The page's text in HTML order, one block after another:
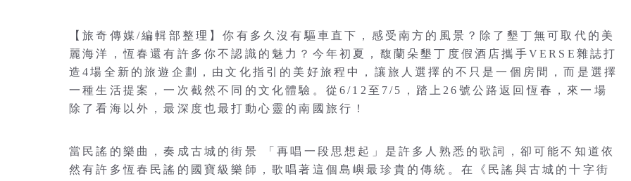
【旅奇傳媒/編輯部整理】你有多久沒有驅車直下，感受南方的風景？除了墾丁無可取代的美
麗海洋，恆春還有許多你不認識的魅力？今年初夏，馥蘭朵墾丁度假酒店攜手VERSE雜誌打
造4場全新的旅遊企劃，由文化指引的美好旅程中，讓旅人選擇的不只是一個房間，而是選擇
一種生活提案，一次截然不同的文化體驗。從6/12至7/5，踏上26號公路返回恆春，來一場
除了看海以外，最深度也最打動心靈的南國旅行！
當民謠的樂曲，奏成古城的街景 「再唱一段思想起」是許多人熟悉的歌詞，卻可能不知道依
然有許多恆春民謠的國寶級樂師，歌唱著這個島嶼最珍貴的傳統。在《民謠與古城的十字街